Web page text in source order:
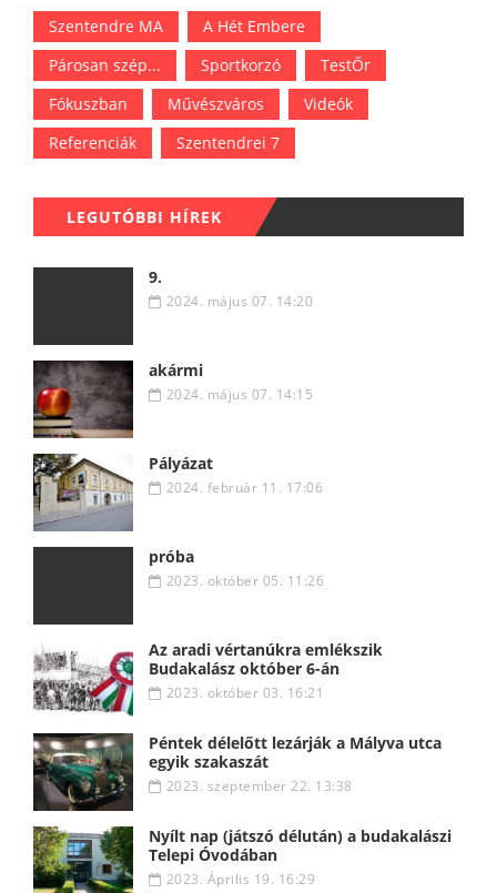
Szentendre MA
A Hét Embere
Párosan szép...
Sportkorzó
TestŐr
Fókuszban
Művészváros
Videók
Referenciák
Szentendrei 7
LEGUTÓBBI HÍREK
9.
2024. május 07. 14:20
akármi
2024. május 07. 14:15
Pályázat
2024. február 11. 17:06
próba
2023. október 05. 11:26
Az aradi vértanúkra emlékszik
Budakalász október 6-án
2023. október 03. 16:21
Péntek délelőtt lezárják a Mályva utca
egyik szakaszát
2023. szeptember 22. 13:38
Nyílt nap (játszó délután) a budakalászi
Telepi Óvodában
2023. Április 19. 16:29